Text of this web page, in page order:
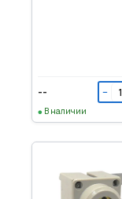
-- −
В наличии